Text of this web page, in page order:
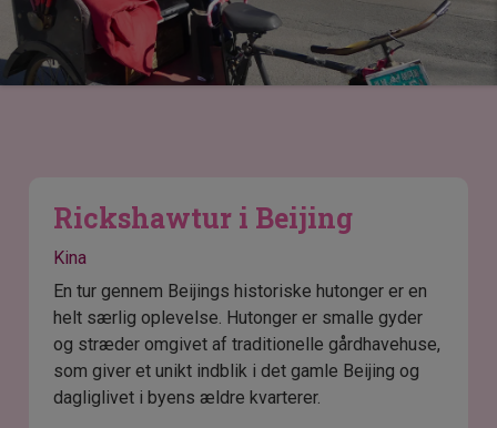
Rickshawtur i Beijing
Kina
En tur gennem Beijings historiske hutonger er en
helt særlig oplevelse. Hutonger er smalle gyder
og stræder omgivet af traditionelle gårdhavehuse,
som giver et unikt indblik i det gamle Beijing og
dagliglivet i byens ældre kvarterer.